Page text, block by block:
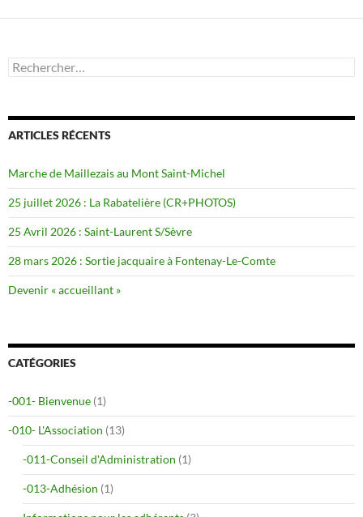
Rechercher :
ARTICLES RÉCENTS
Marche de Maillezais au Mont Saint-Michel
25 juillet 2026 : La Rabatelière (CR+PHOTOS)
25 Avril 2026 : Saint-Laurent S/Sèvre
28 mars 2026 : Sortie jacquaire à Fontenay-Le-Comte
Devenir « accueillant »
CATÉGORIES
-001- Bienvenue (1)
-010- L'Association (13)
-011-Conseil d'Administration (1)
-013-Adhésion (1)